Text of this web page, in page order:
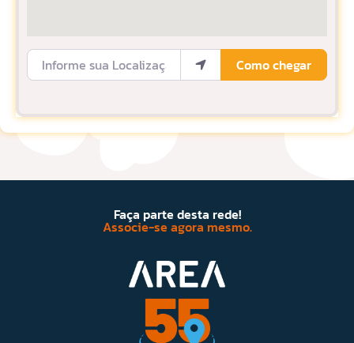
Informe sua Localização
Como chegar
Faça parte desta rede!
Associe-se agora mesmo.